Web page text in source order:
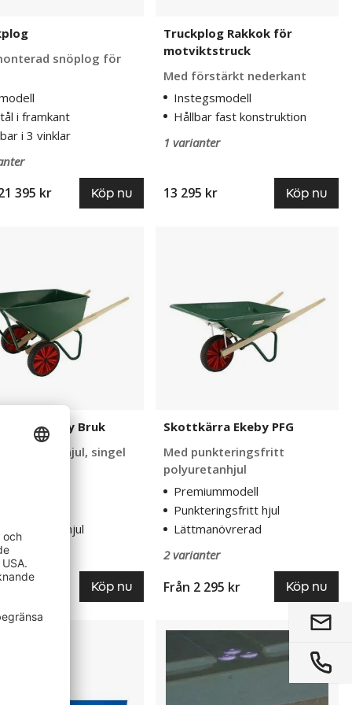
snöplog för
i framkant
i 3 vinklar
395 kr Köp nu
Truckplog Rakkok för
motviktstruck
Med förstärkt nederkant
Instegsmodell
Hållbar fast konstruktion
1 varianter
13 295 kr Köp nu
Hörby Bruk
hjul, singel
hjul
2 945 kr Köp nu
Skottkärra Ekeby PFG
Med punkteringsfritt
polyuretanhjul
Premiummodell
Punkteringsfritt hjul
Lättmanövrerad
2 varianter
Från 2 295 kr Köp nu
Hänglåsöverfall
Gatusandlåda
Kiruna